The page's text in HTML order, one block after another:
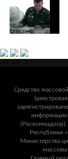
Средство
Республики
Министерства